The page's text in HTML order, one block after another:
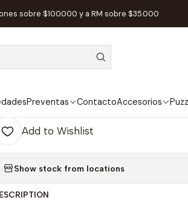
Preventas ContactoAccesorios
sobre $100.000 y a RM sobre $35.000
Dragones del Mar - Español
del Mar -
Add to Cart
Add to Wishlist
Show stock from locations